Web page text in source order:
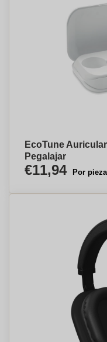
EcoTune
Pegalajar
€11,94 Por